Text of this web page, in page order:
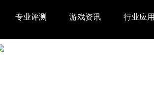
专业评测 游戏资讯 行业应用